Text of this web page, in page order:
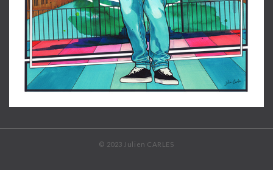
© 2023 Julien CARLES